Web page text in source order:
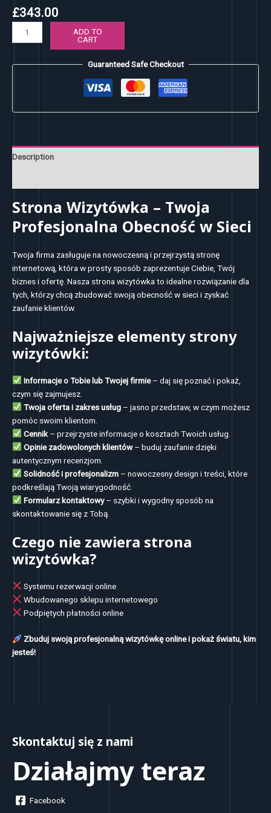
£343.00
ADD TO
CART
Guaranteed Safe Checkout
Description
Strona Wizytówka – Twoja
Profesjonalna Obecność w Sieci
Twoja firma zasługuje na nowoczesną i przejrzystą stronę
internetową, która w prosty sposób zaprezentuje Ciebie, Twój
biznes i ofertę. Nasza strona wizytówka to idealne rozwiązanie dla
tych, którzy chcą zbudować swoją obecność w sieci i zyskać
zaufanie klientów.
Najważniejsze elementy strony
wizytówki:
Informacje o Tobie lub Twojej firmie– daj się poznać i pokaż,
czym się zajmujesz.
Twoja oferta i zakres usług– jasno przedstaw, w czym możesz
pomóc swoim klientom.
Cennik– przejrzyste informacje o kosztach Twoich usług.
Opinie zadowolonych klientów– buduj zaufanie dzięki
autentycznym recenzjom.
Solidność i profesjonalizm– nowoczesny design i treści, które
podkreślają Twoją wiarygodność.
Formularz kontaktowy– szybki i wygodny sposób na
skontaktowanie się z Tobą.
Czego nie zawiera strona
wizytówka?
Systemu rezerwacji online
Wbudowanego sklepu internetowego
Podpiętych płatności online
Zbuduj swoją profesjonalną wizytówkę online i pokaż światu, kim
jesteś!
Skontaktuj się z nami
Działajmy teraz
Facebook